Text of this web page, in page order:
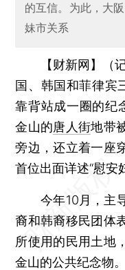
的互信。为此，大
妹市关系
【财新网】（
国、韩国和菲律宾
靠背站成一圈的纪
金山的唐人街地带
旁边，还立着一座
首位出面详述“慰安
今年10月，主导
裔和韩裔移民团体
所使用的民用土地
金山的公共纪念物。